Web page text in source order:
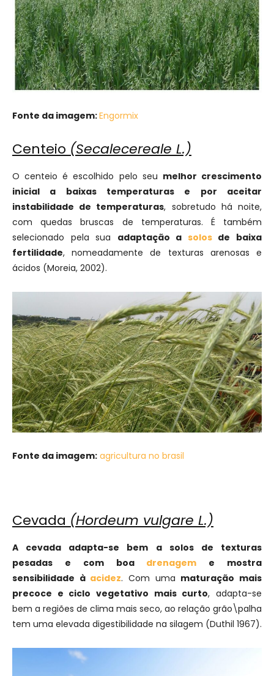
Fonte da imagem:Engormix
Centeio (Secalecereale L.)
O centeio é escolhido pelo seu melhor crescimento
inicial a baixas temperaturas e por aceitar
instabilidade de temperaturas, sobretudo há noite,
com quedas bruscas de temperaturas. É também
selecionado pela sua adaptação a solosde baixa
fertilidade, nomeadamente de texturas arenosas e
ácidos (Moreia, 2002).
Fonte da imagem: agricultura no brasil
Cevada (Hordeum vulgare L.)
A cevada adapta-se bem a solos de texturas
pesadas e com boa drenagem e mostra
sensibilidade à acidez. Com uma maturação mais
precoce e ciclo vegetativo mais curto, adapta-se
bem a regiões de clima mais seco, ao relação grão\palha
tem uma elevada digestibilidade na silagem (Duthil 1967).